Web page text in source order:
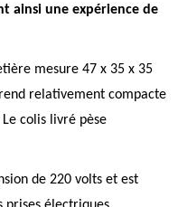
ainsi une expérience de
mesure 47 x 35 x 35
relativement compacte
colis livré pèse
de 220 volts et est